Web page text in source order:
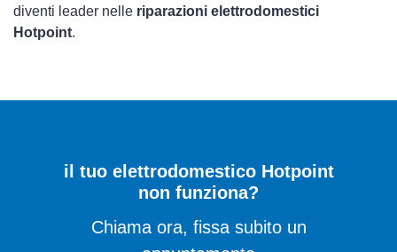
diventi leader nelle riparazioni elettrodomestici
Hotpoint.
il tuo elettrodomestico Hotpoint
non funziona?
Chiama ora, fissa subito un